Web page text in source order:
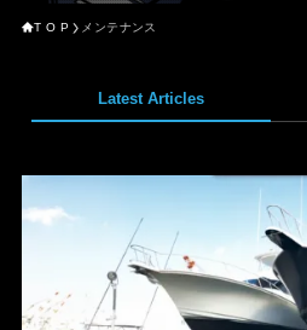
T O P メンテナンス
Latest Articles